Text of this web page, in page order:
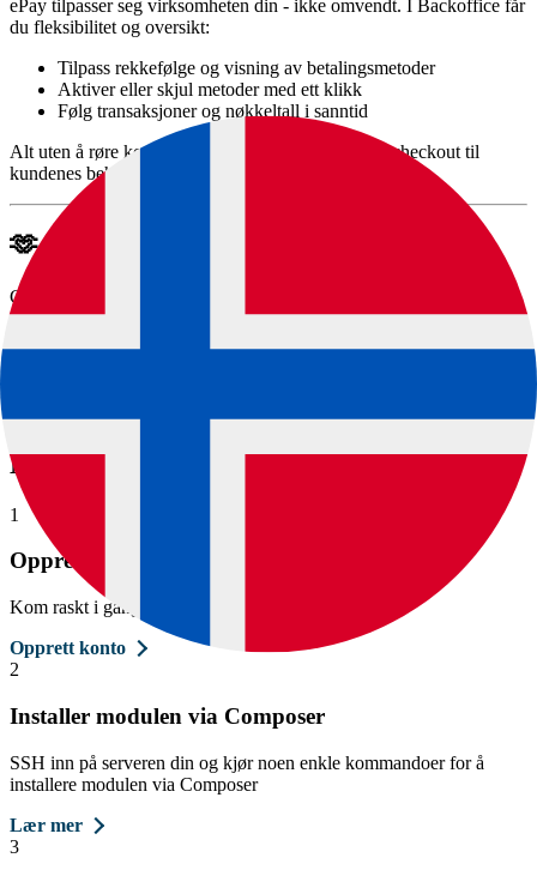
ePay tilpasser seg virksomheten din - ikke omvendt. I Backoffice får
du fleksibilitet og oversikt:
Tilpass rekkefølge og visning av betalingsmetoder
Aktiver eller skjul metoder med ett klikk
Følg transaksjoner og nøkkeltall i sanntid
Alt uten å røre koden - slik at du raskt kan tilpasse checkout til
kundenes behov og forventninger.
🫶 Norsk support - når du trenger det
Glem chatboter og ventetid.
Magento 2
1
Opprett en ePay-konto
Kom raskt i gang ved å registrere deg
Opprett konto
2
Installer modulen via Composer
SSH inn på serveren din og kjør noen enkle kommandoer for å
installere modulen via Composer
Lær mer
3